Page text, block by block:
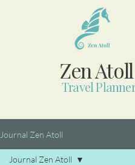
Zen Atoll
Travel Planner
Journal Zen Atoll
Journal Zen Atoll